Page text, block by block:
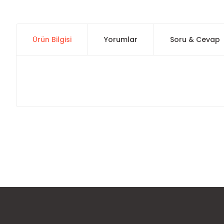
Ürün Bilgisi Yorumlar Soru & Cevap
Ürün bilgilerinde hatalar bulunuyor.